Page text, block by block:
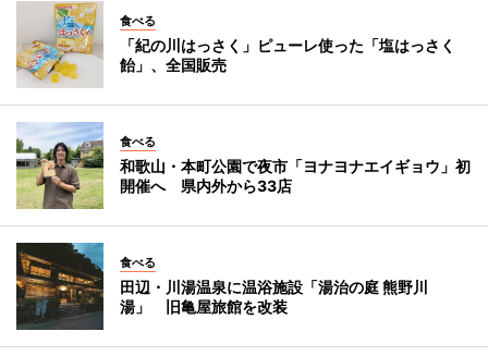
食べる
「紀の川はっさく」ピューレ使った「塩はっさく
飴」、全国販売
食べる
和歌山・本町公園で夜市「ヨナヨナエイギョウ」初
開催へ 県内外から33店
食べる
田辺・川湯温泉に温浴施設「湯治の庭 熊野川
湯」 旧亀屋旅館を改装